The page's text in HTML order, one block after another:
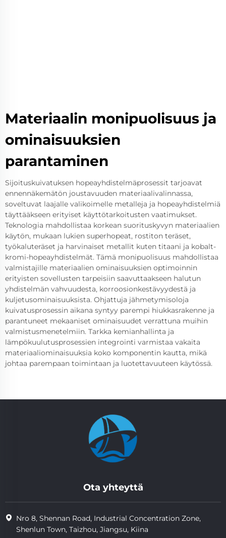
Materiaalin monipuolisuus ja
ominaisuuksien
parantaminen
Sijoituskuivatuksen hopeayhdistelmäprosessit tarjoavat
ennennäkemätön joustavuuden materiaalivalinnassa,
soveltuvat laajalle valikoimelle metalleja ja hopeayhdistelmiä
täyttääkseen erityiset käyttötarkoitusten vaatimukset.
Teknologia mahdollistaa korkean suorituskyvyn materiaalien
käytön, mukaan lukien superhopeat, rostiton teräset,
työkaluteräset ja harvinaiset metallit kuten titaani ja kobalt-
kromi-hopeayhdistelmät. Tämä monipuolisuus mahdollistaa
valmistajille materiaalien ominaisuuksien optimoinnin
erityisten sovellusten tarpeisiin saavuttaakseen halutun
yhdistelmän vahvuudesta, korroosionkestävyydestä ja
kuljetusominaisuuksista. Ohjattuja jähmetymisoloja
kuivatusprosessin aikana syntyy parempi hiukkasrakenne ja
parantuneet mekaaniset ominaisuudet verrattuna muihin
valmistusmenetelmiin. Tarkka kemianhallinta ja
lämpökuulutusprosessien integrointi varmistaa vakaita
materiaaliominaisuuksia koko komponentin kautta, mikä
johtaa parempaan toimintaan ja luotettavuuteen käytössä.
Ota yhteyttä
Nro 8, Shennan Road, Industrial Concentration Zone,
Shenlun Town, Taizhou, Jiangsu, Kiina